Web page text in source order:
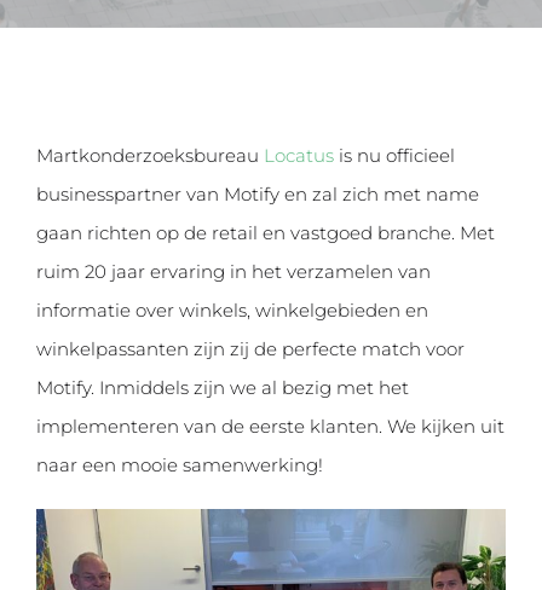
Martkonderzoeksbureau Locatus is nu officieel
businesspartner van Motify en zal zich met name
gaan richten op de retail en vastgoed branche. Met
ruim 20 jaar ervaring in het verzamelen van
informatie over winkels, winkelgebieden en
winkelpassanten zijn zij de perfecte match voor
Motify. Inmiddels zijn we al bezig met het
implementeren van de eerste klanten. We kijken uit
naar een mooie samenwerking!